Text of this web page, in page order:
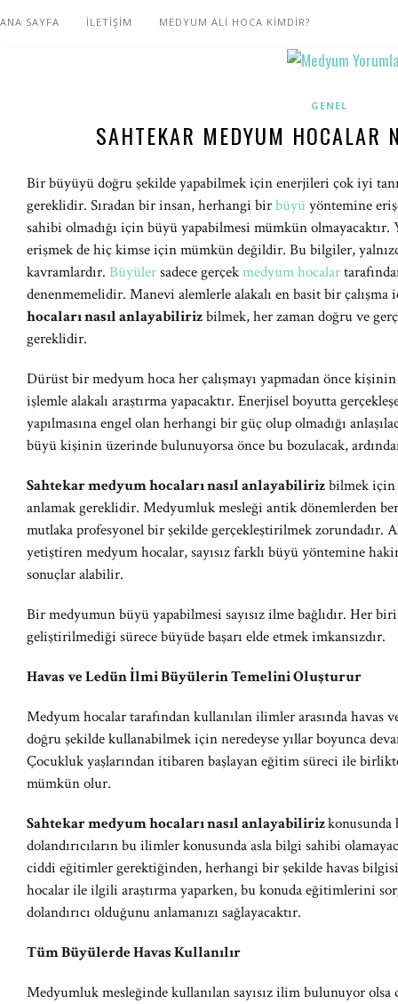
ANA SAYFA İLETİŞİM MEDYUM ALİ HOCA KİMDİR?
GENEL
SAHTEKAR MEDYUM HOCALAR
Bir büyüyü doğru şekilde yapabilmek için enerjileri çok iyi
gereklidir. Sıradan bir insan, herhangi birbüyü yöntemine
sahibi olmadığı için büyü yapabilmesi mümkün
erişmek de hiç kimse için mümkün değildir. Bu bilgiler,
kavramlardır. Büyülersadece gerçekmedyum hocalar
denenmemelidir. Manevi alemlerle alakalı en basit bir
hocaları nasıl anlayabilirizbilmek, her zaman doğru ve
gereklidir.
Dürüst bir medyum hoca her çalışmayı yapmadan önce
işlemle alakalı araştırma yapacaktır. Enerjisel boyutta
yapılmasına engel olan herhangi bir güç olup olmadığı
büyü kişinin üzerinde bulunuyorsa önce bu bozulacak,
Sahtekar medyum hocaları nasıl anlayabilirizbilmek için
anlamak gereklidir. Medyumluk mesleği antik dönemlerden
mutlaka profesyonel bir şekilde gerçekleştirilmek zorundadır.
yetiştiren medyum hocalar, sayısız farklı büyü yöntemine
sonuçlar alabilir.
Bir medyumun büyü yapabilmesi sayısız ilme bağlıdır. Her
geliştirilmediği sürece büyüde başarı elde etmek imkansızdır.
Havas ve Ledün İlmi Büyülerin Temelini Oluşturur
Medyum hocalar tarafından kullanılan ilimler arasında
doğru şekilde kullanabilmek için neredeyse yıllar boyunca
Çocukluk yaşlarından itibaren başlayan eğitim süreci ile
mümkün olur.
Sahtekar medyum hocaları nasıl anlayabiliriz
dolandırıcıların bu ilimler konusunda asla bilgi sahibi
ciddi eğitimler gerektiğinden, herhangi bir şekilde havas
hocalar ile ilgili araştırma yaparken, bu konuda eğitimlerini
dolandırıcı olduğunu anlamanızı sağlayacaktır.
Tüm Büyülerde Havas Kullanılır
Medyumluk mesleğinde kullanılan sayısız ilim bulunuyor